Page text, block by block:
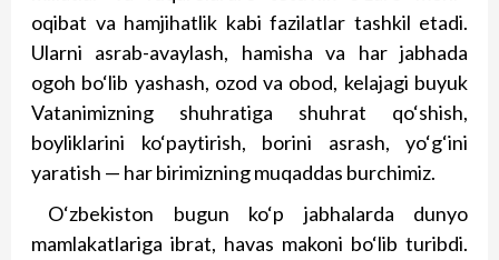
oqibat va hamjihatlik kabi fazilatlar tashkil etadi.
Ularni asrab-avaylash, hamisha va har jab­hada
ogoh bo‘lib yashash, ozod va obod, kelajagi buyuk
Vatanimizning shuhratiga shuhrat qo‘shish,
boyliklarini ko‘paytirish, borini asrash, yo‘g‘ini
yaratish — har birimizning muqaddas burchimiz.
O‘zbekiston bugun ko‘p jab­halarda dunyo
mamlakatlariga ibrat, havas makoni bo‘lib turibdi.